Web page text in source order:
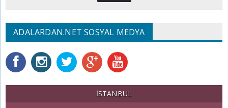
ADALARDAN.NET SOSYAL MEDYA
İSTANBUL